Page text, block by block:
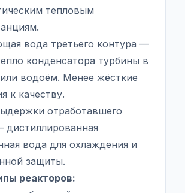
тепловым
вода третьего контура —
конденсатора турбины в
водоём. Менее жёсткие
к качеству.
отработавшего
дистиллированная
вода для охлаждения и
защиты.
реакторов: